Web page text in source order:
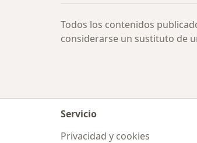
Todos los contenidos
considerarse un sustituto de
Servicio
Privacidad y cookies